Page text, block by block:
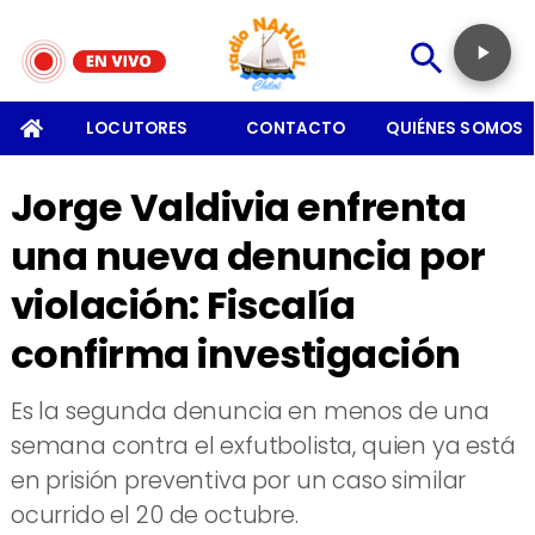
LOCUTORES CONTACTO QUIÉNES SOMOS
Jorge Valdivia enfrenta
una nueva denuncia por
violación: Fiscalía
confirma investigación
​Es la segunda denuncia en menos de una
semana contra el exfutbolista, quien ya está
en prisión preventiva por un caso similar
ocurrido el 20 de octubre.